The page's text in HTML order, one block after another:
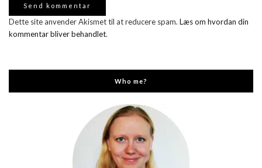
Dette site anvender Akismet til at reducere spam. Læs om hvordan din
kommentar bliver behandlet.
Who me?